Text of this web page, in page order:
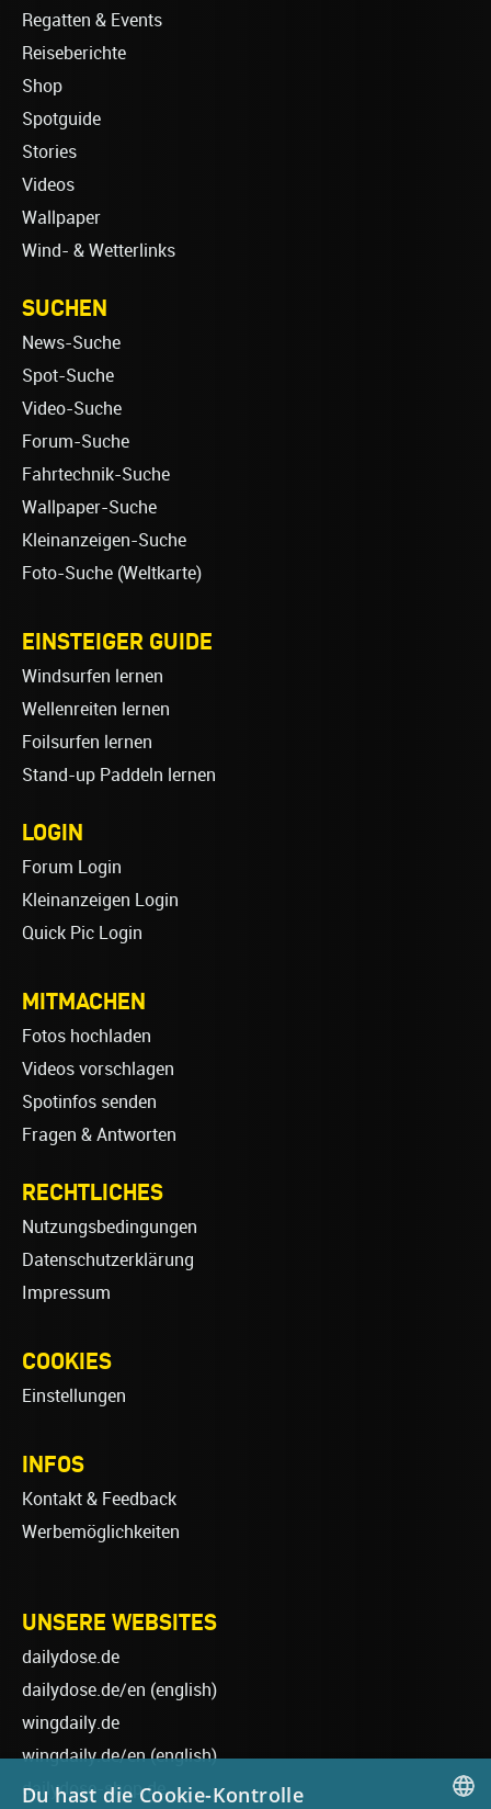
Regatten & Events
Reiseberichte
Shop
Spotguide
Stories
Videos
Wallpaper
Wind- & Wetterlinks
SUCHEN
News-Suche
Spot-Suche
Video-Suche
Forum-Suche
Fahrtechnik-Suche
Wallpaper-Suche
Kleinanzeigen-Suche
Foto-Suche (Weltkarte)
EINSTEIGER GUIDE
Windsurfen lernen
Wellenreiten lernen
Foilsurfen lernen
Stand-up Paddeln lernen
LOGIN
Forum Login
Kleinanzeigen Login
Quick Pic Login
MITMACHEN
Fotos hochladen
Videos vorschlagen
Spotinfos senden
Fragen & Antworten
RECHTLICHES
Nutzungsbedingungen
Datenschutzerklärung
Impressum
COOKIES
Einstellungen
INFOS
Kontakt & Feedback
Werbemöglichkeiten
UNSERE WEBSITES
dailydose.de
dailydose.de/en (english)
wingdaily.de
wingdaily.de/en(english)
dailydose-shop.de
Du hast die Cookie-Kontrolle